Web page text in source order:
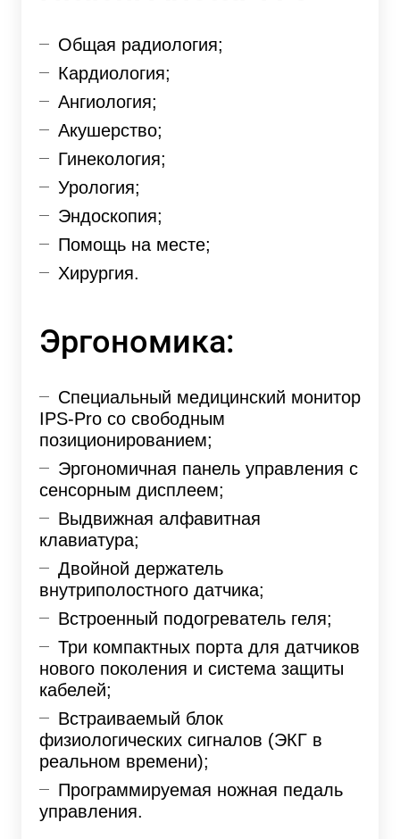
Общая радиология;
Кардиология;
Ангиология;
Акушерство;
Гинекология;
Урология;
Эндоскопия;
Помощь на месте;
Хирургия.
Эргономика:
Специальный медицинский монитор
IPS-Pro со свободным
позиционированием;
Эргономичная панель управления с
сенсорным дисплеем;
Выдвижная алфавитная
клавиатура;
Двойной держатель
внутриполостного датчика;
Встроенный подогреватель геля;
Три компактных порта для датчиков
нового поколения и система защиты
кабелей;
Встраиваемый блок
физиологических сигналов (ЭКГ в
реальном времени);
Программируемая ножная педаль
управления.